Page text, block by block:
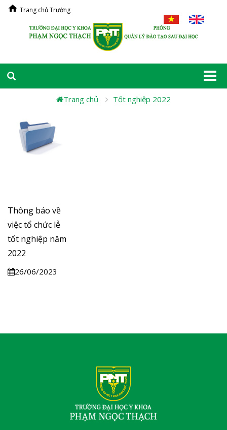
Trang chủ Trường
Trang chủ
Tốt nghiệp 2022
Thông báo về
việc tổ chức lễ
tốt nghiệp năm
2022
26/06/2023